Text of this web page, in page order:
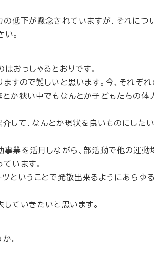
低下が懸念されていますが、それにつ
。
おっしゃるとおりです。
すので難しいと思います。今、それぞれ
か狭い中でもなんとか子どもたちの体
して、なんとか現状を良いものにしたい
業を活用しながら、部活動で他の運動
います。
ということで発散出来るようにあらゆ
ていきたいと思います。
。